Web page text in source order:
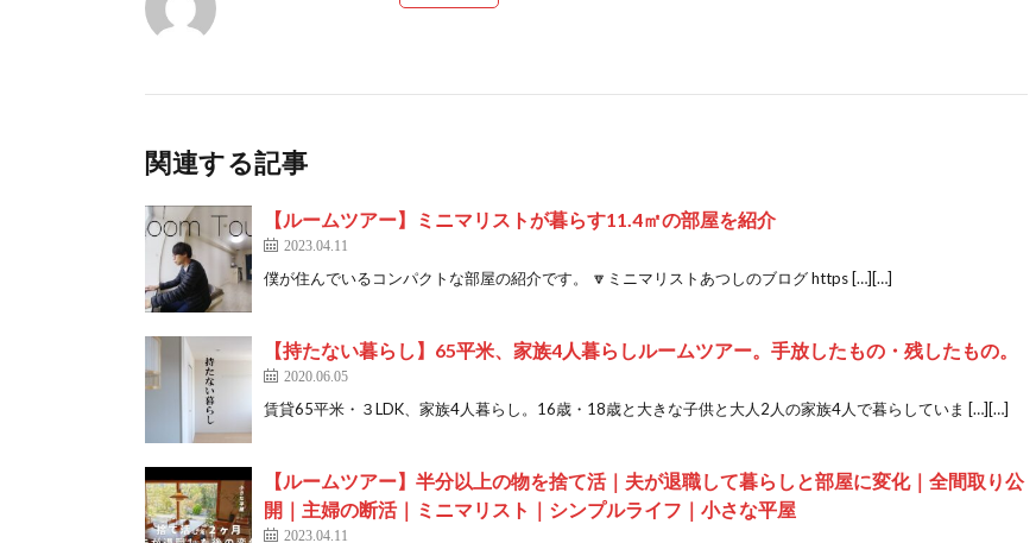
関連する記事
【ルームツアー】ミニマリストが暮らす11.4㎡の部屋を紹介
2023.04.11
僕が住んでいるコンパクトな部屋の紹介です。 🔽ミニマリストあつしのブログ https […][…]
【持たない暮らし】65平米、家族4人暮らしルームツアー。手放したもの・残したもの。
2020.06.05
賃貸65平米・３LDK、家族4人暮らし。16歳・18歳と大きな子供と大人2人の家族4人で暮らしていま […][…]
【ルームツアー】半分以上の物を捨て活｜夫が退職して暮らしと部屋に変化｜全間取り公
開｜主婦の断活｜ミニマリスト｜シンプルライフ｜小さな平屋
2023.04.11